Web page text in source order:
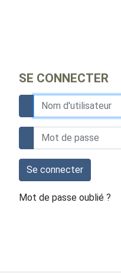
SE CONNECTER
Se connecter
Mot de passe oublié ?